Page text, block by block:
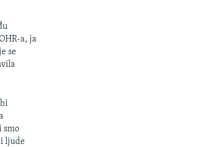
a, ja
se
smo
ljude